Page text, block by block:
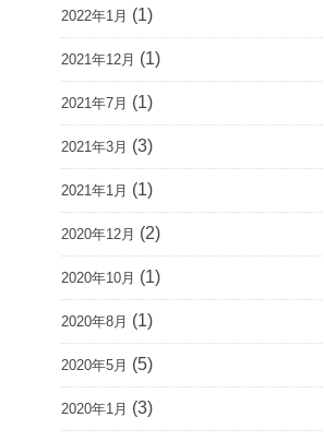
2022年1月 (1)
2021年12月 (1)
2021年7月 (1)
2021年3月 (3)
2021年1月 (1)
2020年12月 (2)
2020年10月 (1)
2020年8月 (1)
2020年5月 (5)
2020年1月 (3)